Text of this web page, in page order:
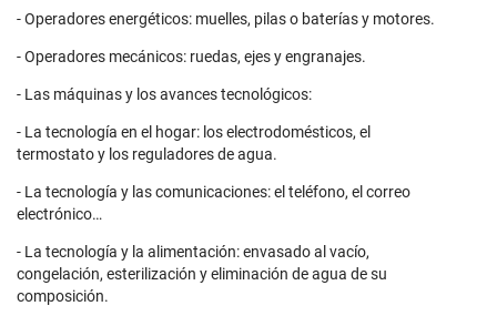
- Operadores energéticos: muelles, pilas o baterías y motores.
- Operadores mecánicos: ruedas, ejes y engranajes.
- Las máquinas y los avances tecnológicos:
- La tecnología en el hogar: los electrodomésticos, el
termostato y los reguladores de agua.
- La tecnología y las comunicaciones: el teléfono, el correo
electrónico…
- La tecnología y la alimentación: envasado al vacío,
congelación, esterilización y eliminación de agua de su
composición.